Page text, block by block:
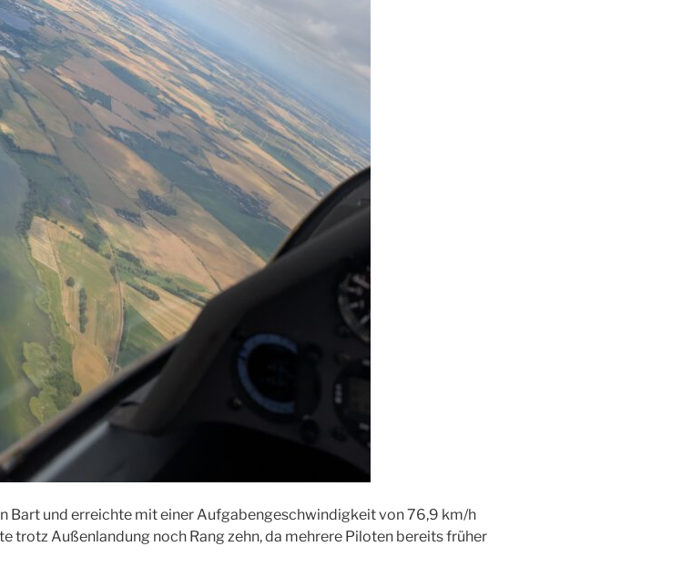
Bart und erreichte mit einer Aufgabengeschwindigkeit von 76,9 km/h
trotz Außenlandung noch Rang zehn, da mehrere Piloten bereits früher